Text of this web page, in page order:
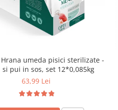
umeda pisici sterilizate -
si pui in sos, set 12*0,085kg
63,99 Lei